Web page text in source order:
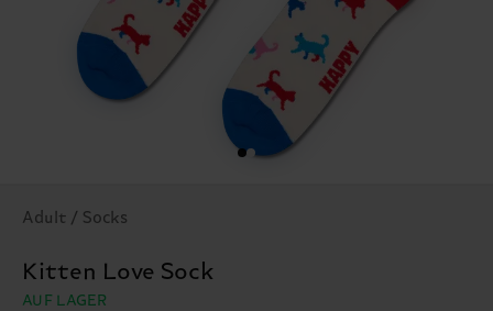
Adult / Socks
Kitten Love Sock
AUF LAGER